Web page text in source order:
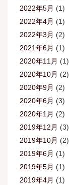
2022年5月 (1)
2022年4月 (1)
2022年3月 (2)
2021年6月 (1)
2020年11月 (1)
2020年10月 (2)
2020年9月 (2)
2020年6月 (3)
2020年1月 (2)
2019年12月 (3)
2019年10月 (2)
2019年6月 (1)
2019年5月 (1)
2019年4月 (1)